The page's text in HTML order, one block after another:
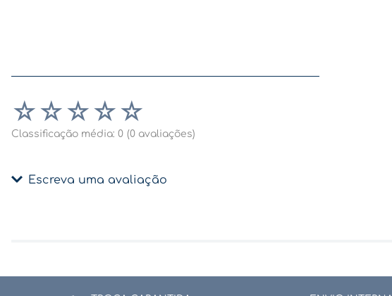
☆ ☆ ☆ ☆ ☆
Classificação média: 0 (0 avaliações)
Escreva uma avaliação